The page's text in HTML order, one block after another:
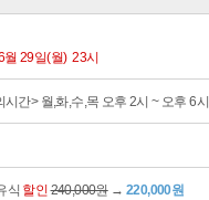
월 29일(월) 23시
시간> 월,화,수,목 오후 2시 ~ 오후 6시
식 할인240,000원→ 220,000원